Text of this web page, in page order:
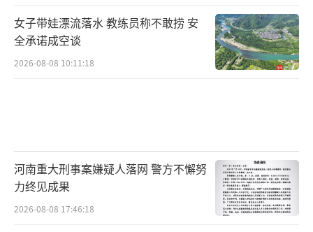
女子带娃漂流落水 教练员称不敢捞 安
全承诺成空谈
2026-08-08 10:11:18
河南重大刑事案嫌疑人落网 警方不懈努
力终见成果
2026-08-08 17:46:18